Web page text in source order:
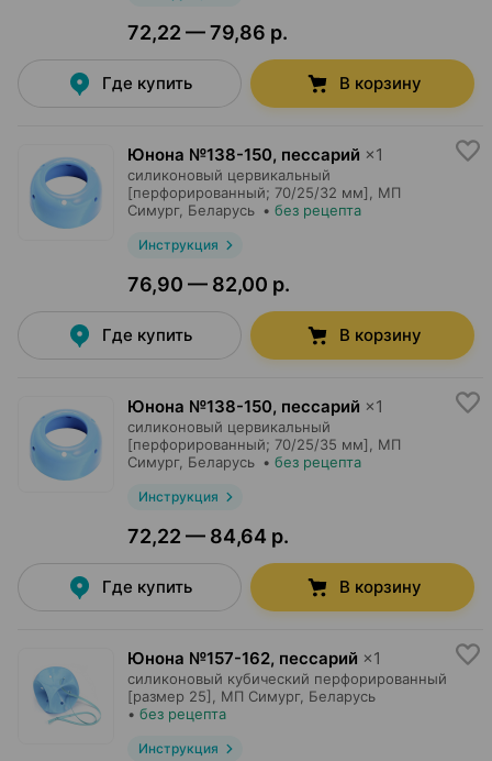
72,22 — 79,86 р.
Где купить В корзину
Юнона №138-150, пессарий ×1
силиконовый цервикальный
[перфорированный; 70/25/32 мм],
МП
Симург, Беларусь • без рецепта
Инструкция
76,90 — 82,00 р.
Где купить В корзину
Юнона №138-150, пессарий ×1
силиконовый цервикальный
[перфорированный; 70/25/35 мм],
МП
Симург, Беларусь • без рецепта
Инструкция
72,22 — 84,64 р.
Где купить В корзину
Юнона №157-162, пессарий ×1
силиконовый кубический перфорированный
[размер 25],
МП Симург, Беларусь
• без рецепта
Инструкция